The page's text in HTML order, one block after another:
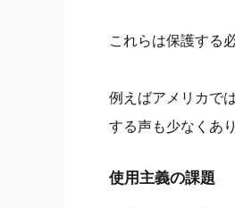
これらは保護する
例えばアメリカで
する声も少なくあ
使用主義の課題